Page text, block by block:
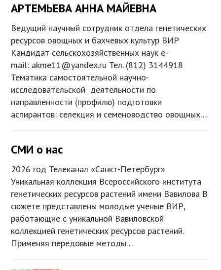
АРТЕМЬЕВА АННА МАЙЕВНА
Ведущий научный сотрудник отдела генетических
ресурсов овощных и бахчевых культур ВИР
Кандидат сельскохозяйственных наук e-
mail: akme11@yandex.ru Тел. (812) 3144918
Тематика самостоятельной научно-
исследовательской деятельности по
направленности (профилю) подготовки
аспирантов: селекция и семеноводство овощных…
СМИ о нас
2026 год Телеканал «Санкт-Петербург»
Уникальная коллекция Всероссийского института
генетических ресурсов растений имени Вавилова В
сюжете представлены молодые ученые ВИР,
работающие с уникальной Вавиловской
коллекцией генетических ресурсов растений.
Применяя передовые методы…